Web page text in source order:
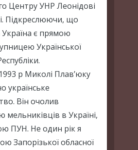
Центру УНР Леонідові
Підкреслюючи, що
є прямою
Української
р Миколі Плав’юку
українське
Він очолив
мельниківців в Україні,
ПУН. Не один рік я
Запорізької обласної